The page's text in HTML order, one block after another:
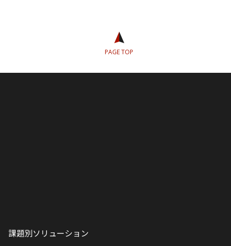
PAGE TOP
課題別ソリューション